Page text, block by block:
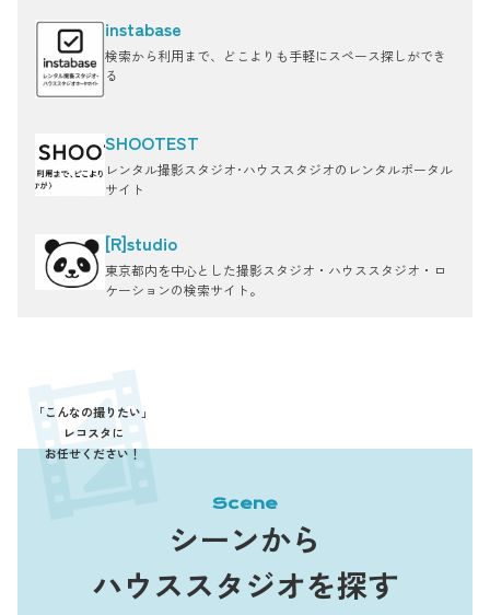
instabase
検索から利用まで、どこよりも手軽にスペース探しができ
る
SHOOTEST
レンタル撮影スタジオ･ハウススタジオのレンタルポータル
サイト
[R]studio
東京都内を中心とした撮影スタジオ・ハウススタジオ・ロ
ケーションの検索サイト。
「こんなの撮りたい」
レコスタに
お任せください！
Scene
シーンから
ハウススタジオを探す